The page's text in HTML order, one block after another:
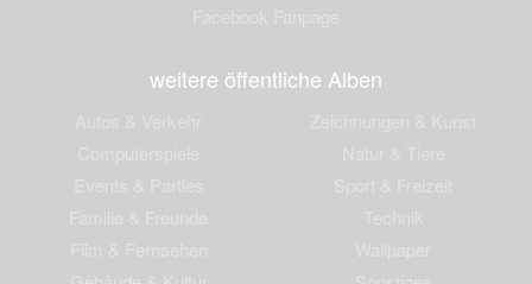
weitere öffentliche Alben